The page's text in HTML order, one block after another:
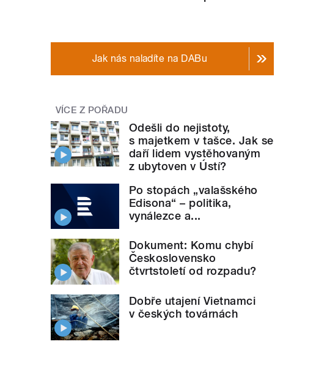
Jak nás naladíte na DABu
VÍCE Z POŘADU
Odešli do nejistoty,
s majetkem v tašce. Jak se
daří lidem vystěhovaným
z ubytoven v Ústí?
Po stopách „valašského
Edisona“ – politika,
vynálezce a...
Dokument: Komu chybí
Československo
čtvrtstoletí od rozpadu?
Dobře utajení Vietnamci
v českých továrnách